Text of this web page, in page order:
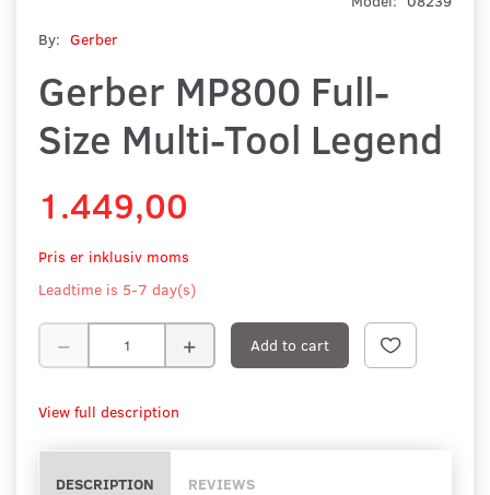
By: Gerber
Gerber MP800 Full-
Size Multi-Tool Legend
1.449,00
Pris er inklusiv moms
Leadtime is 5-7 day(s)
Add to cart
View full description
DESCRIPTION REVIEWS